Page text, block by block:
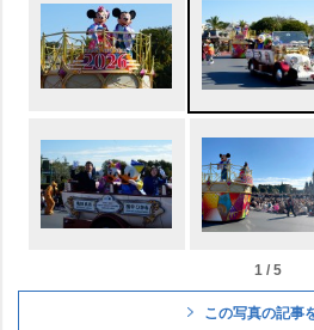
1 / 5
この写真の記事